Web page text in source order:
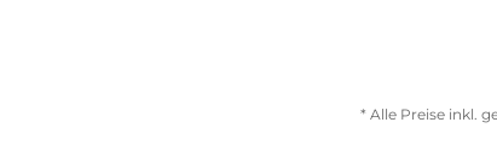
* Alle Preise inkl.